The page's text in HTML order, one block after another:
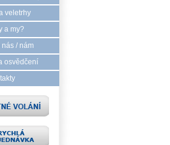
veletrhy
a my?
/ nám
osvědčení